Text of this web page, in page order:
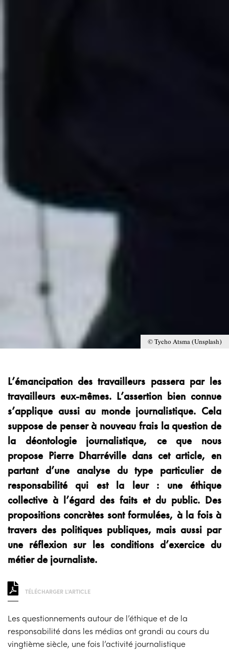
© Tycho Atsma (Unsplash)
L’émancipation des travailleurs passera par les
travailleurs eux-mêmes. L’assertion bien connue
s’applique aussi au monde journalistique. Cela
suppose de penser à nouveau frais la question de
la déontologie journalistique, ce que nous
propose Pierre Dharréville dans cet article, en
partant d’une analyse du type particulier de
responsabilité qui est la leur : une éthique
collective à l’égard des faits et du public. Des
propositions concrètes sont formulées, à la fois à
travers des politiques publiques, mais aussi par
une réflexion sur les conditions d’exercice du
métier de journaliste.
TÉLÉCHARGER L'ARTICLE
Les questionnements autour de l’éthique et de la
responsabilité dans les médias ont grandi au cours du
vingtième siècle, une fois l’activité journalistique